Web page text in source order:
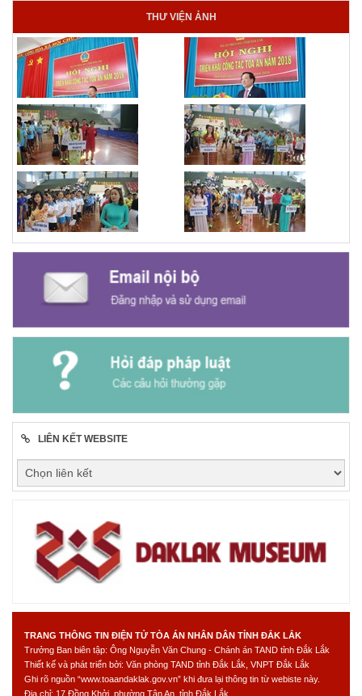
THƯ VIỆN ẢNH
LIÊN KẾT WEBSITE
TRANG THÔNG TIN ĐIỆN TỬ TÒA ÁN NHÂN DÂN TỈNH ĐẮK LẮK
Trưởng Ban biên tập: Ông Nguyễn Văn Chung - Chánh án TAND tỉnh Đắk Lắk
Thiết kế và phát triển bởi: Văn phòng TAND tỉnh Đắk Lắk, VNPT Đắk Lắk
Ghi rõ nguồn “www.toaandaklak.gov.vn” khi đưa lại thông tin từ webiste này.
Địa chỉ: 17 Đồng Khởi, phường Tân An, tỉnh Đắk Lắk.